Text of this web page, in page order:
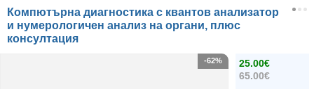
Компютърна диагностика с квантов анализатор
и нумерологичен анализ на органи, плюс
консултация
25.00€
65.00€
-62%